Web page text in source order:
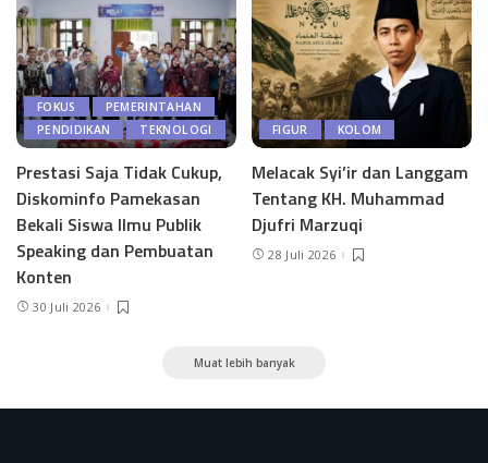
FOKUS
PEMERINTAHAN
PENDIDIKAN
TEKNOLOGI
Prestasi Saja Tidak Cukup,
Diskominfo Pamekasan
Bekali Siswa Ilmu Publik
Speaking dan Pembuatan
Konten
30 Juli 2026
FIGUR KOLOM
Melacak Syi’ir dan Langgam
Tentang KH. Muhammad
Djufri Marzuqi
28 Juli 2026
Muat lebih banyak